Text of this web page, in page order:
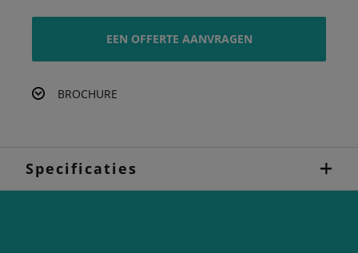
EEN OFFERTE AANVRAGEN
BROCHURE
Specificaties